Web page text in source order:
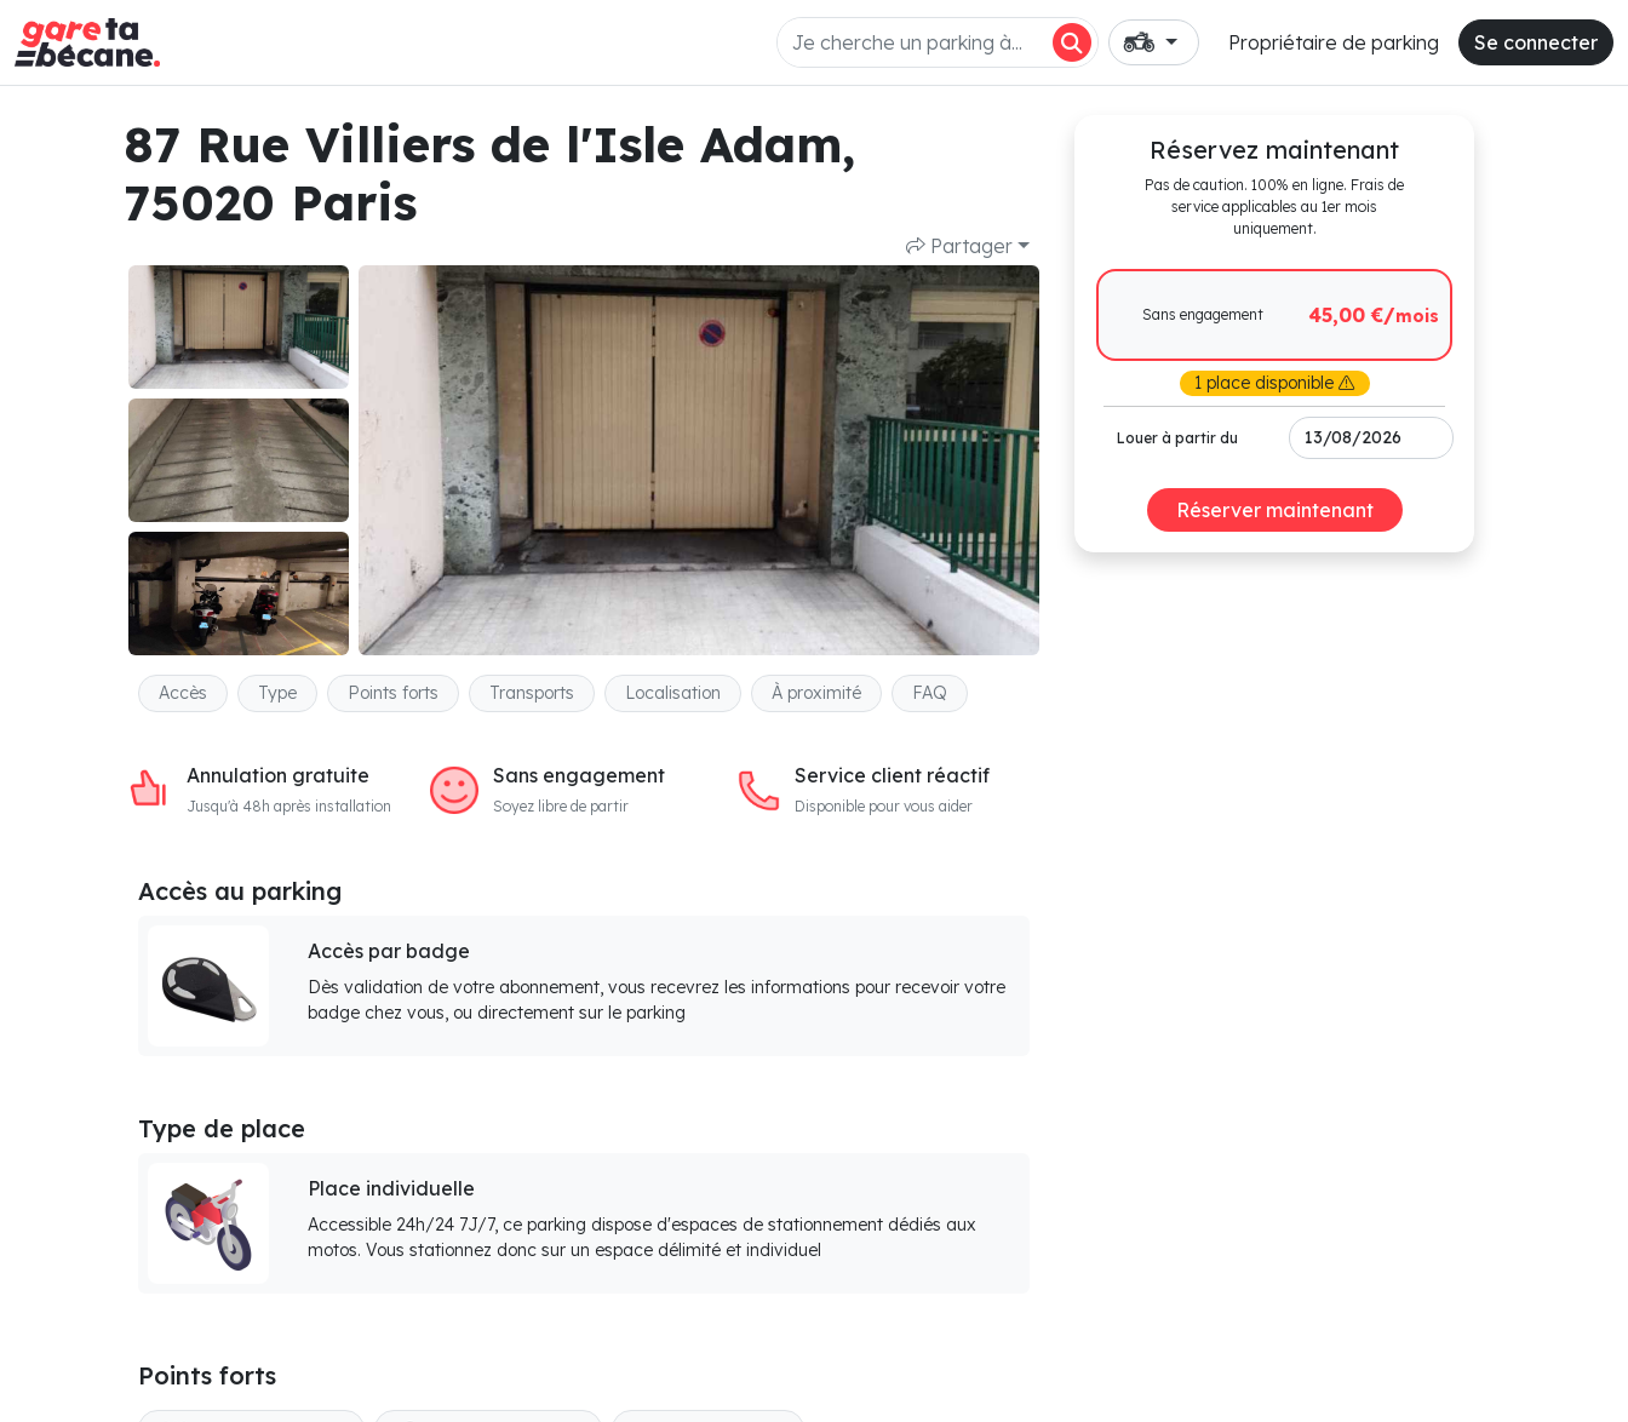
Propriétaire de parking Se connecter
87 Rue Villiers de l'Isle Adam,
75020 Paris
Partager
Accès Type Points forts Transports Localisation À proximité FAQ
Annulation gratuite
Jusqu'à 48h après installation
Sans engagement
Soyez libre de partir
Service client réactif
Disponible pour vous aider
Accès au parking
Accès par badge
Dès validation de votre abonnement, vous recevrez les informations pour recevoir votre
badge chez vous, ou directement sur le parking
Type de place
Place individuelle
Accessible 24h/24 7J/7, ce parking dispose d'espaces de stationnement dédiés aux
motos. Vous stationnez donc sur un espace délimité et individuel
Points forts
Réservez maintenant
Pas de caution. 100% en ligne. Frais de
service applicables au 1er mois
uniquement.
Sans engagement 45,00 €/mois
1 place disponible
Louer à partir du
Réserver maintenant